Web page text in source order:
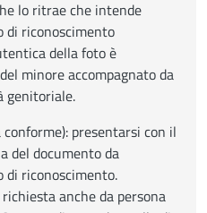
lo ritrae che intende
di riconoscimento
della foto è
minore accompagnato da
genitoriale.
presentarsi con il
del documento da
riconoscimento.
anche da persona